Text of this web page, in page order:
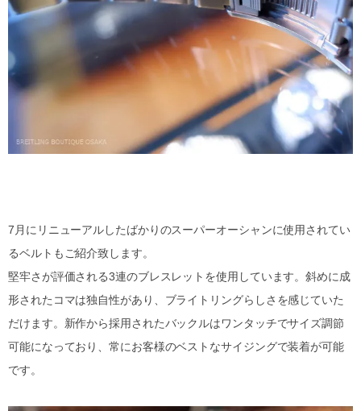
7月にリニューアルしたばかりのスーパーオーシャンに使用されてい
るベルトもご紹介致します。
堅牢さが評価される3連のブレスレットを使用しています。斜めに成
形されたコマは独自性があり、ブライトリングらしさを感じていた
だけます。新作から採用されたバックルはワンタッチでサイズ調節
可能になっており、常にお客様のベストなサイジングで装着が可能
です。